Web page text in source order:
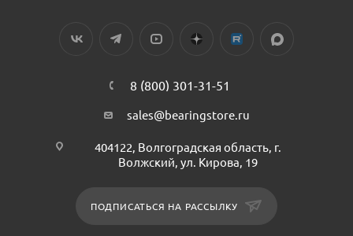
8 (800) 301-31-51
sales@bearingstore.ru
404122, Волгоградская область, г.
Волжский, ул. Кирова, 19
ПОДПИСАТЬСЯ НА РАССЫЛКУ